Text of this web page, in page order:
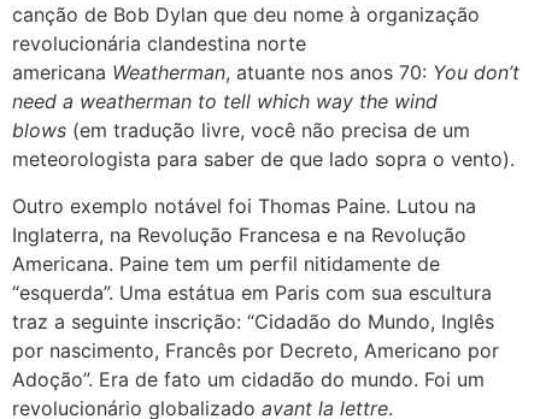
canção de Bob Dylan que deu nome à organização
revolucionária clandestina norte
americana Weatherman, atuante nos anos 70: You don’t
need a weatherman to tell which way the wind
blows (em tradução livre, você não precisa de um
meteorologista para saber de que lado sopra o vento).
Outro exemplo notável foi Thomas Paine. Lutou na
Inglaterra, na Revolução Francesa e na Revolução
Americana. Paine tem um perfil nitidamente de
“esquerda”. Uma estátua em Paris com sua escultura
traz a seguinte inscrição: “Cidadão do Mundo, Inglês
por nascimento, Francês por Decreto, Americano por
Adoção”. Era de fato um cidadão do mundo. Foi um
revolucionário globalizado avant la lettre.